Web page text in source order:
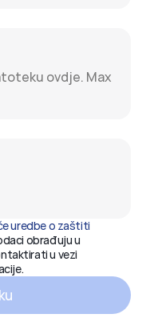
ovdje. Max
uredbe o zaštiti
obrađuju u
u vezi